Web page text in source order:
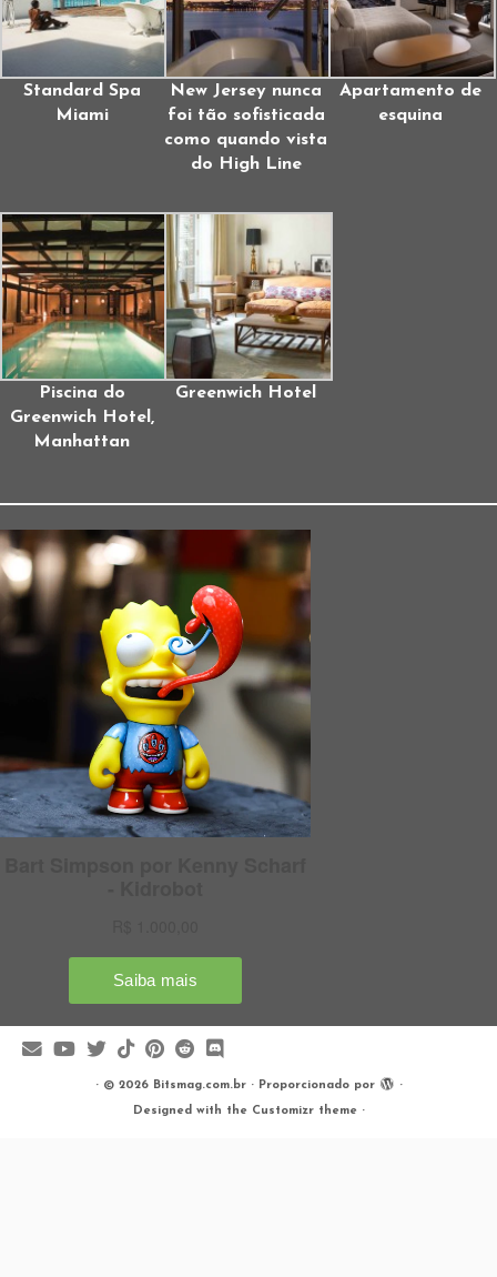
Standard Spa
Miami
New Jersey nunca
foi tão sofisticada
como quando vista
do High Line
Apartamento de
esquina
Piscina do
Greenwich Hotel,
Manhattan
Greenwich Hotel
· © 2026 Bitsmag.com.br· Proporcionado por ·
Designed with the Customizr theme ·